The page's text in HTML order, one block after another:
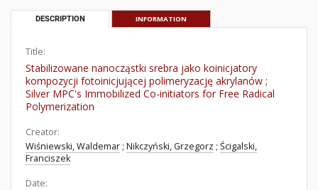
DESCRIPTION INFORMATION
Title:
Stabilizowane nanocząstki srebra jako koinicjatory
kompozycji fotoinicjującej polimeryzację akrylanów ;
Silver MPC's Immobilized Co-initiators for Free Radical
Polymerization
Creator:
Wiśniewski, Waldemar ; Nikczyński, Grzegorz ; Ścigalski,
Franciszek
Date: